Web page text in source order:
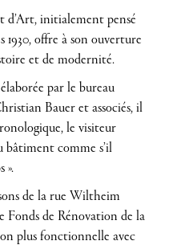
d’Art, initialement pensé
1930, offre à son ouverture
et de modernité.
par le bureau
Bauer et associés, il
le visiteur
bâtiment comme s’il
».
de la rue Wiltheim
de Rénovation de la
plus fonctionnelle avec